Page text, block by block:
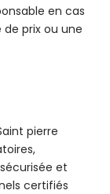
en cas
prix ou une
pierre
et
certifiés